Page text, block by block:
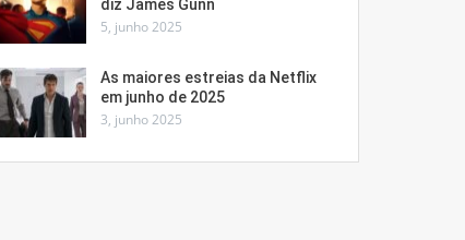
diz James Gunn
5, junho 2025
As maiores estreias da Netflix
em junho de 2025
3, junho 2025